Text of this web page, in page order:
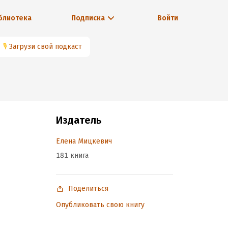
Подписка Войти
🎙 Загрузи свой подкаст
Издатель
Елена Мицкевич
181 книга
Поделиться
Опубликовать свою книгу